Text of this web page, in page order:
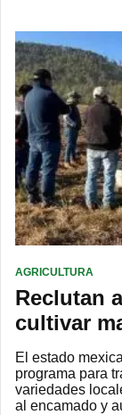
AGRICULTURA
Reclutan
cultivar
El estado
programa para
variedades
al encamado y